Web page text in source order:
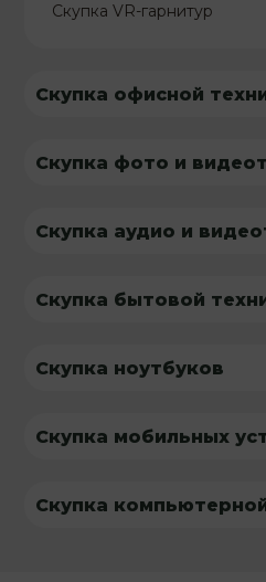
Скупка VR-гарнитур
Скупка офисной
Скупка фото и
Скупка аудио и
Скупка бытовой
Скупка ноутбуков
Скупка мобильных
Скупка